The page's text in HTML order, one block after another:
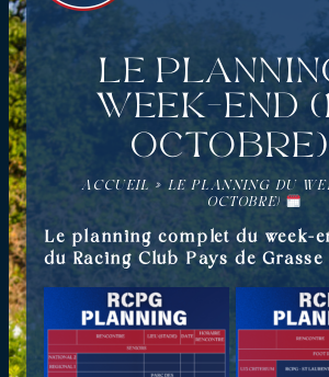
Le
week-end
Octobre)
ACCUEIL » LE PLANNING DU
OCTOBRE)
Le planning complet du week-
du Racing Club Pays de Grasse